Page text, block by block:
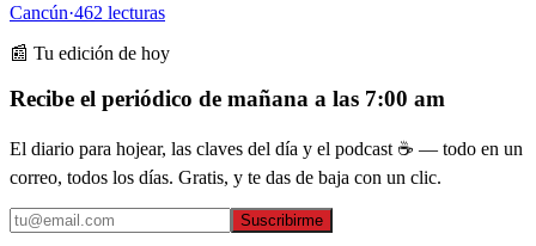
Cancún·462 lecturas
📰 Tu edición de hoy
Recibe el periódico de mañana a las 7:00 am
El diario para hojear, las claves del día y el podcast ☕ — todo en un
correo, todos los días. Gratis, y te das de baja con un clic.
Suscribirme